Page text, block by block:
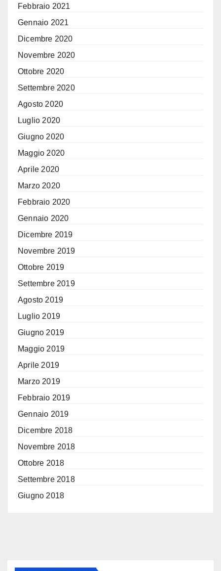
Febbraio 2021
Gennaio 2021
Dicembre 2020
Novembre 2020
Ottobre 2020
Settembre 2020
Agosto 2020
Luglio 2020
Giugno 2020
Maggio 2020
Aprile 2020
Marzo 2020
Febbraio 2020
Gennaio 2020
Dicembre 2019
Novembre 2019
Ottobre 2019
Settembre 2019
Agosto 2019
Luglio 2019
Giugno 2019
Maggio 2019
Aprile 2019
Marzo 2019
Febbraio 2019
Gennaio 2019
Dicembre 2018
Novembre 2018
Ottobre 2018
Settembre 2018
Giugno 2018